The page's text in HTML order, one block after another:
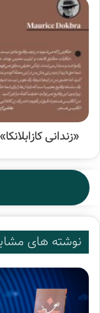
است که این
وی گفت: حمایت از
سینما در حوزه
جریان انقلابی
آموزش نیروی
زیرساخت‌های آن
مسیر گام نهادن
احمدوند در بخش
تقویت مساجد،
فرهنگ و ارشاد
عمیق ناظر بر
«زندانی
نوشته های